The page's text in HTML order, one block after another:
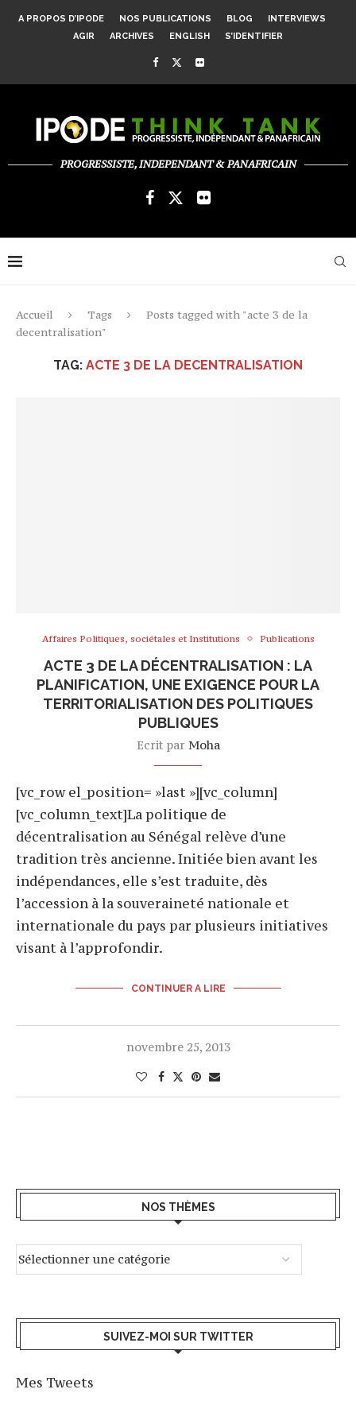
A PROPOS D’IPODE NOS PUBLICATIONS BLOG
INTERVIEWS
AGIR
ARCHIVES ENGLISH S’IDENTIFIER
PROGRESSISTE, INDEPENDANT & PANAFRICAIN
Accueil Tags
Posts tagged with "acte 3 de la
decentralisation"
TAG: ACTE 3 DE LA DECENTRALISATION
Affaires Politiques, sociétales et Institutions Publications
ACTE 3 DE LA DÉCENTRALISATION : LA
PLANIFICATION, UNE EXIGENCE POUR LA
TERRITORIALISATION DES POLITIQUES
PUBLIQUES
Ecrit par Moha
[vc_row el_position= »last »][vc_column]
[vc_column_text]La politique de
décentralisation au Sénégal relève d’une
tradition très ancienne. Initiée bien avant les
indépendances, elle s’est traduite, dès
l’accession à la souveraineté nationale et
internationale du pays par plusieurs initiatives
visant à l’approfondir.
CONTINUER A LIRE
novembre 25, 2013
NOS THÈMES
SUIVEZ-MOI SUR TWITTER
Mes Tweets